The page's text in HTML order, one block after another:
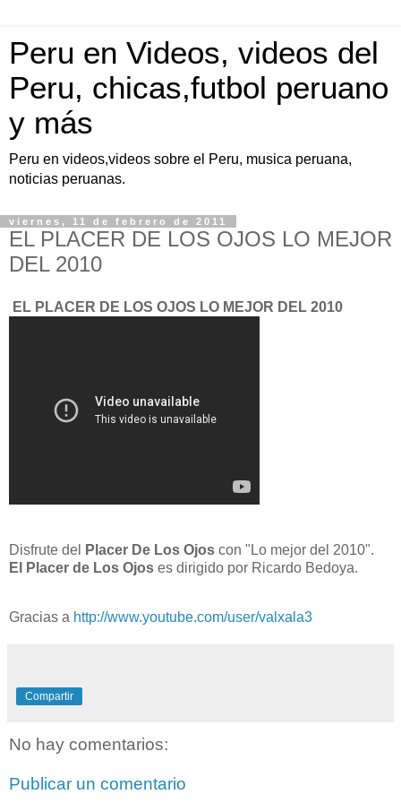
Peru en Videos, videos del
Peru, chicas,futbol peruano
y más
Peru en videos,videos sobre el Peru, musica peruana,
noticias peruanas.
viernes, 11 de febrero de 2011
EL PLACER DE LOS OJOS LO MEJOR
DEL 2010
EL PLACER DE LOS OJOS LO MEJOR DEL 2010
Disfrute del Placer De Los Ojos con "Lo mejor del 2010".
El Placer de Los Ojos es dirigido por Ricardo Bedoya.
Gracias a http://www.youtube.com/user/valxala3
Compartir
No hay comentarios:
Publicar un comentario